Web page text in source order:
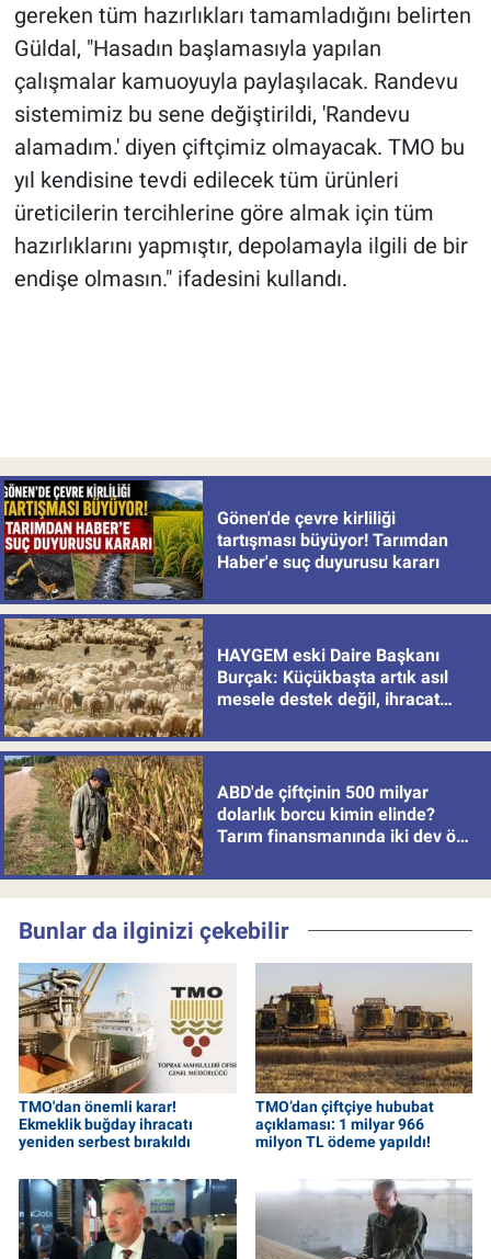
gereken tüm hazırlıkları tamamladığını belirten
Güldal, "Hasadın başlamasıyla yapılan
çalışmalar kamuoyuyla paylaşılacak. Randevu
sistemimiz bu sene değiştirildi, 'Randevu
alamadım.' diyen çiftçimiz olmayacak. TMO bu
yıl kendisine tevdi edilecek tüm ürünleri
üreticilerin tercihlerine göre almak için tüm
hazırlıklarını yapmıştır, depolamayla ilgili de bir
endişe olmasın." ifadesini kullandı.
Gönen'de çevre kirliliği
tartışması büyüyor! Tarımdan
Haber'e suç duyurusu kararı
HAYGEM eski Daire Başkanı
Burçak: Küçükbaşta artık asıl
mesele destek değil, ihracat
ABD'de çiftçinin 500 milyar
dolarlık borcu kimin elinde?
Tarım finansmanında iki dev öne
Bunlar da ilginizi çekebilir
TMO'dan önemli karar!
Ekmeklik buğday ihracatı
yeniden serbest bırakıldı
TMO’dan çiftçiye hububat
açıklaması: 1 milyar 966
milyon TL ödeme yapıldı!